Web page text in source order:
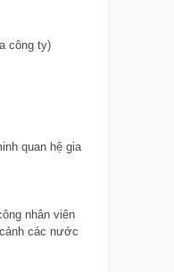
công ty)
quan hệ gia
nhân viên
các nước